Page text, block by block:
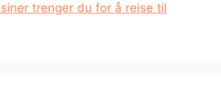
trenger du for å reise til